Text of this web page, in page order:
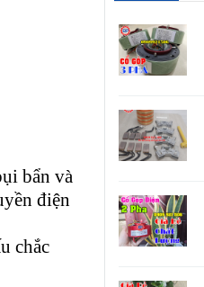
bẩn và
điện
chắc